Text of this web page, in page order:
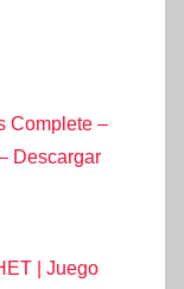
Complete –
Descargar
| Juego